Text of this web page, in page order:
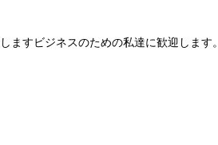
ますビジネスのための私達に歓迎します。